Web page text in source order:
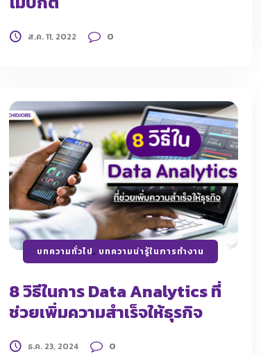
ส.ค. 11, 2022 0
บทความทั่วไป, บทความน่ารู้ในการทำงาน
8 วิธีในการ Data Analytics ที่
ช่วยเพิ่มความสำเร็จให้ธุรกิจ
ธ.ค. 23, 2024 0